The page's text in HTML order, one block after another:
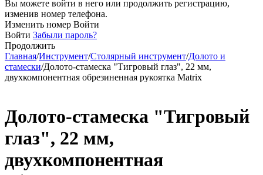
Вы можете войти в него или продолжить регистрацию,
изменив номер телефона.
Изменить номер Войти
Войти Забыли пароль?
Продолжить
Главная/Инструмент/Столярный инструмент/Долото и
стамески/Долото-стамеска "Тигровый глаз", 22 мм,
двухкомпонентная обрезиненная рукоятка Matrix
Долото-стамеска "Тигровый
глаз", 22 мм,
двухкомпонентная